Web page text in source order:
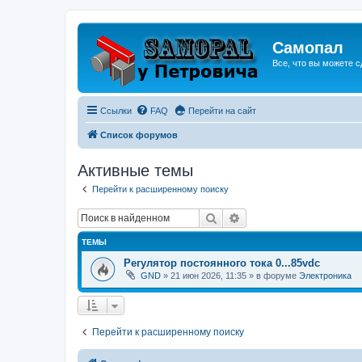
Самопал
Все, что вы можете
Ссылки FAQ Перейти на сайт
Список форумов
Активные темы
Перейти к расширенному поиску
Поиск
ТЕМЫ
Регулятор постоянного тока 0...85vdc
GND » 21 июн 2026, 11:35 » в форуме Электроника
Перейти к расширенному поиску